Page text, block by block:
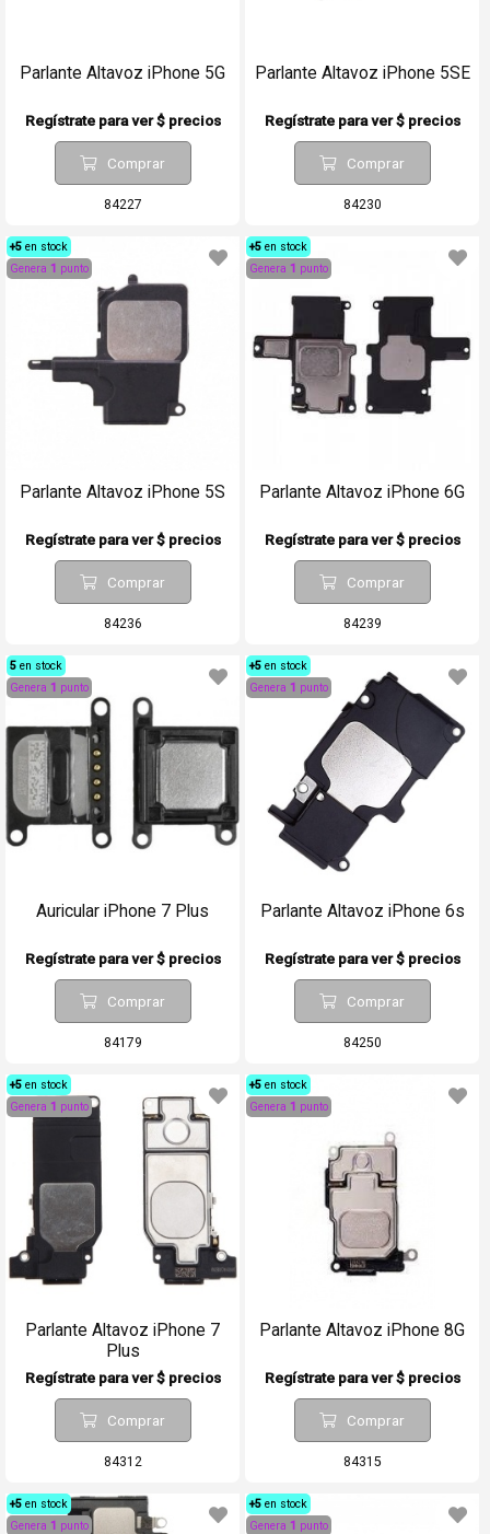
Parlante Altavoz iPhone 5G
Regístrate para ver $ precios
Comprar
84227
Parlante Altavoz iPhone 5SE
Regístrate para ver $ precios
Comprar
84230
+5 en stock
Genera 1 punto
Parlante Altavoz iPhone 5S
Regístrate para ver $ precios
Comprar
84236
+5 en stock
Genera 1 punto
Parlante Altavoz iPhone 6G
Regístrate para ver $ precios
Comprar
84239
5 en stock
Genera 1 punto
Auricular iPhone 7 Plus
Regístrate para ver $ precios
Comprar
84179
+5 en stock
Genera 1 punto
Parlante Altavoz iPhone 6s
Regístrate para ver $ precios
Comprar
84250
+5 en stock
Genera 1 punto
Parlante Altavoz iPhone 7
Plus
Regístrate para ver $ precios
Comprar
84312
+5 en stock
Genera 1 punto
Parlante Altavoz iPhone 8G
Regístrate para ver $ precios
Comprar
84315
+5 en stock
Genera 1 punto
+5 en stock
Genera 1 punto